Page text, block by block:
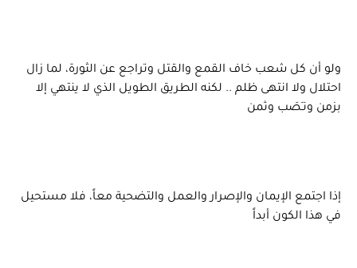
ولو أن كل شعب خاف القمع والقتل وتراجع عن الثورة، لما زال
احتلال ولا انتهى ظلم .. لكنه الطريق الطويل الذي لا ينتهي إلا
بزمن ونـَصَب وثمن
إذا اجتمع الإيمان والإصرار والعمل والتضحية معاً، فلا مستحيل
في هذا الكون أبداً